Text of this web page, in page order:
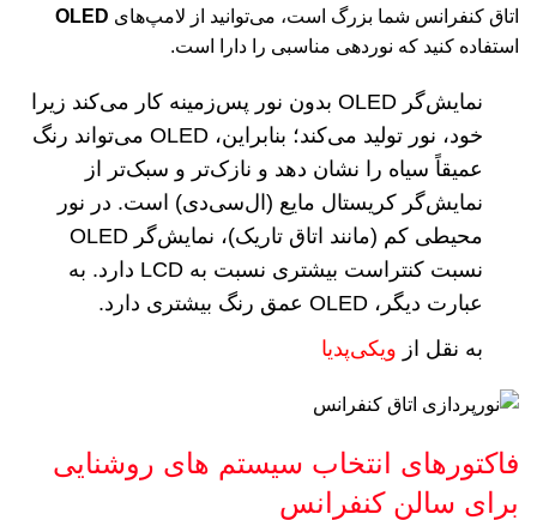
اتاق کنفرانس شما بزرگ است، می‌توانید از لامپ‌های OLED
استفاده کنید که نوردهی مناسبی را دارا است.
نمایش‌گر OLED بدون نور پس‌زمینه کار می‌کند زیرا
خود، نور تولید می‌کند؛ بنابراین، OLED می‌تواند رنگ
عمیقاً سیاه را نشان دهد و نازک‌تر و سبک‌تر از
نمایش‌گر کریستال مایع (ال‌سی‌دی) است. در نور
محیطی کم (مانند اتاق تاریک)، نمایش‌گر OLED
نسبت کنتراست بیشتری نسبت به LCD دارد. به
عبارت دیگر، OLED عمق رنگ بیشتری دارد.
به نقل از ویکی‌پدیا
فاکتورهای انتخاب سیستم های روشنایی
برای سالن کنفرانس